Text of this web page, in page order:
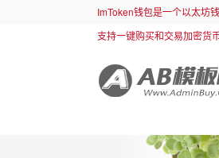
ImToken钱包是一个以太坊
支持一键购买和交易加密货